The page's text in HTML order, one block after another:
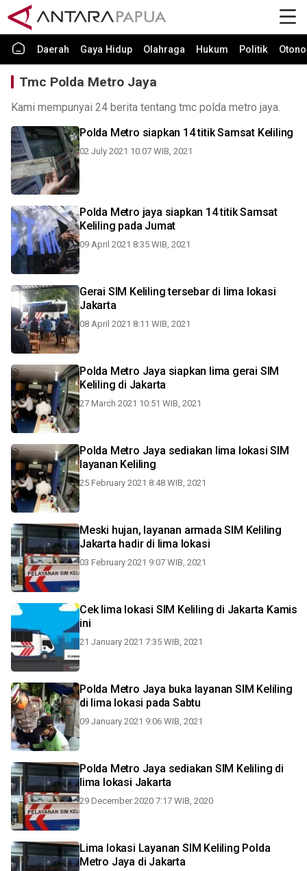
Daerah Gaya Hidup Olahraga Hukum Politik
Tmc Polda Metro Jaya
Kami mempunyai 24 berita tentang tmc polda metro jaya.
Polda Metro siapkan 14 titik Samsat Keliling
02 July 2021 10:07 WIB, 2021
Polda Metro jaya siapkan 14 titik Samsat
Keliling pada Jumat
09 April 2021 8:35 WIB, 2021
Gerai SIM Keliling tersebar di lima lokasi
Jakarta
08 April 2021 8:11 WIB, 2021
Polda Metro Jaya siapkan lima gerai SIM
Keliling di Jakarta
27 March 2021 10:51 WIB, 2021
Polda Metro Jaya sediakan lima lokasi SIM
layanan Keliling
25 February 2021 8:48 WIB, 2021
Meski hujan, layanan armada SIM Keliling
Jakarta hadir di lima lokasi
03 February 2021 9:07 WIB, 2021
Cek lima lokasi SIM Keliling di Jakarta Kamis
ini
21 January 2021 7:35 WIB, 2021
Polda Metro Jaya buka layanan SIM Keliling
di lima lokasi pada Sabtu
09 January 2021 9:06 WIB, 2021
Polda Metro Jaya sediakan SIM Keliling di
lima lokasi Jakarta
29 December 2020 7:17 WIB, 2020
Lima lokasi Layanan SIM Keliling Polda
Metro Jaya di Jakarta